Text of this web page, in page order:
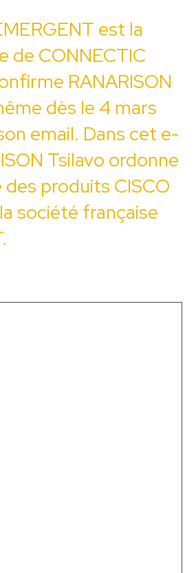
est la
de CONNECTIC
RANARISON
dès le 4 mars
email. Dans cet e-
Tsilavo ordonne
produits CISCO
société française